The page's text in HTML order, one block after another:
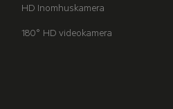
HD Inomhuskamera
180° HD videokamera